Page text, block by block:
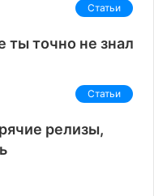
Статьи
ты точно не знал
Статьи
релизы,